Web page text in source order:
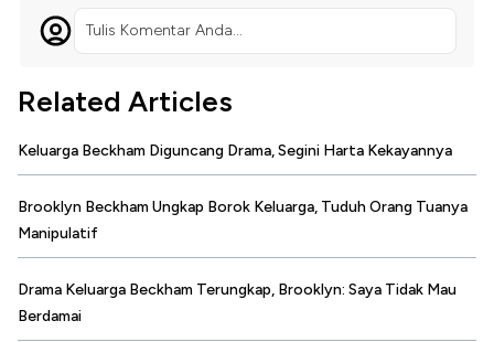
Tulis Komentar Anda...
Related Articles
Keluarga Beckham Diguncang Drama, Segini Harta Kekayannya
Brooklyn Beckham Ungkap Borok Keluarga, Tuduh Orang Tuanya
Manipulatif
Drama Keluarga Beckham Terungkap, Brooklyn: Saya Tidak Mau
Berdamai